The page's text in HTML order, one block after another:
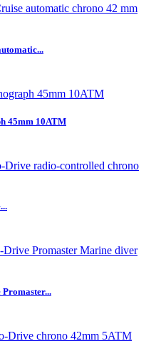
45mm 10ATM